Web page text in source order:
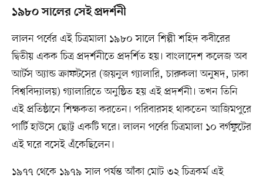
১৯৮০ সালের সেই প্রদর্শনী
লালন পর্বের এই চিত্রমালা ১৯৮০ সালে শিল্পী শহিদ কবীরের
দ্বিতীয় একক চিত্র প্রদর্শনীতে প্রদর্শিত হয়। বাংলাদেশ কলেজ অব
আর্টস অ্যান্ড ক্রাফটসের (জয়নুল গ্যালারি, চারুকলা অনুষদ, ঢাকা
বিশ্ববিদ্যালয়) গ্যালারিতে অনুষ্ঠিত হয় এই প্রদর্শনী। তখন তিনি
এই প্রতিষ্ঠানে শিক্ষকতা করতেন। পরিবারসহ থাকতেন আজিমপুরে
পার্টি হাউসে ছোট্ট একটি ঘরে। লালন পর্বের চিত্রমালা ১০ বর্গফুটের
এই ঘরে বসেই এঁকেছিলেন।
১৯৭৭ থেকে ১৯৭৯ সাল পর্যন্ত আঁকা মোট ৩২ চিত্রকর্ম এই